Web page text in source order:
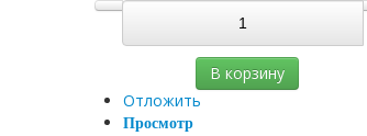
В корзину
Отложить
Просмотр